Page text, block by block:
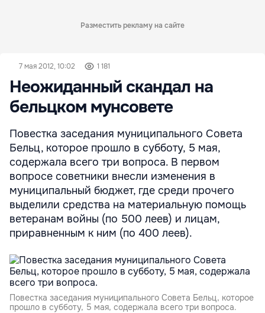
Разместить рекламу на сайте
7 мая 2012, 10:02 1 181
Неожиданный скандал на
бельцком мунсовете
Повестка заседания муниципального Совета
Бельц, которое прошло в субботу, 5 мая,
содержала всего три вопроса. В первом
вопросе советники внесли изменения в
муниципальный бюджет, где среди прочего
выделили средства на материальную помощь
ветеранам войны (по 500 леев) и лицам,
приравненным к ним (по 400 леев).
Повестка заседания муниципального Совета Бельц, которое
прошло в субботу, 5 мая, содержала всего три вопроса.